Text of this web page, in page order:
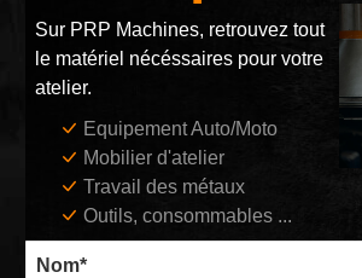
Sur PRP Machines, retrouvez tout
le matériel nécéssaires pour votre
atelier.
Equipement Auto/Moto
Mobilier d'atelier
Travail des métaux
Outils, consommables ...
Nom*